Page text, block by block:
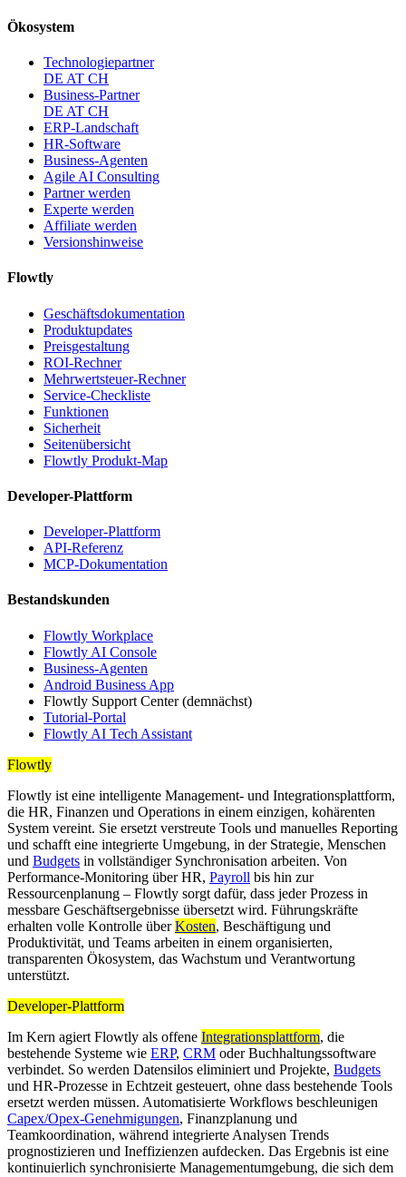
Ökosystem
Technologiepartner
DE AT CH
Business-Partner
DE AT CH
ERP-Landschaft
HR-Software
Business-Agenten
Agile AI Consulting
Partner werden
Experte werden
Affiliate werden
Versionshinweise
Flowtly
Geschäftsdokumentation
Produktupdates
Preisgestaltung
ROI-Rechner
Mehrwertsteuer-Rechner
Service-Checkliste
Funktionen
Sicherheit
Seitenübersicht
Flowtly Produkt-Map
Developer-Plattform
Developer-Plattform
API-Referenz
MCP-Dokumentation
Bestandskunden
Flowtly Workplace
Flowtly AI Console
Business-Agenten
Android Business App
Flowtly Support Center (demnächst)
Tutorial-Portal
Flowtly AI Tech Assistant
Flowtly
Flowtly ist eine intelligente Management- und Integrationsplattform,
die HR, Finanzen und Operations in einem einzigen, kohärenten
System vereint. Sie ersetzt verstreute Tools und manuelles Reporting
und schafft eine integrierte Umgebung, in der Strategie, Menschen
und Budgets in vollständiger Synchronisation arbeiten. Von
Performance-Monitoring über HR, Payroll bis hin zur
Ressourcenplanung – Flowtly sorgt dafür, dass jeder Prozess in
messbare Geschäftsergebnisse übersetzt wird. Führungskräfte
erhalten volle Kontrolle überKosten, Beschäftigung und
Produktivität, und Teams arbeiten in einem organisierten,
transparenten Ökosystem, das Wachstum und Verantwortung
unterstützt.
Developer-Plattform
Im Kern agiert Flowtly als offene Integrationsplattform, die
bestehende Systeme wie ERP, CRM oder Buchhaltungssoftware
verbindet. So werden Datensilos eliminiert und Projekte, Budgets
und HR-Prozesse in Echtzeit gesteuert, ohne dass bestehende Tools
ersetzt werden müssen. Automatisierte Workflows beschleunigen
Capex/Opex-Genehmigungen, Finanzplanung und
Teamkoordination, während integrierte Analysen Trends
prognostizieren und Ineffizienzen aufdecken. Das Ergebnis ist eine
kontinuierlich synchronisierte Managementumgebung, die sich dem